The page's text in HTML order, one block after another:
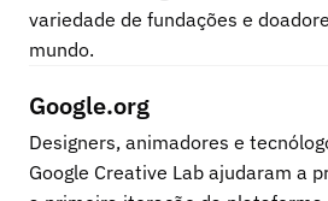
variedade de fundações e
mundo.
Google.org
Designers, animadores e
Google Creative Lab ajudaram a